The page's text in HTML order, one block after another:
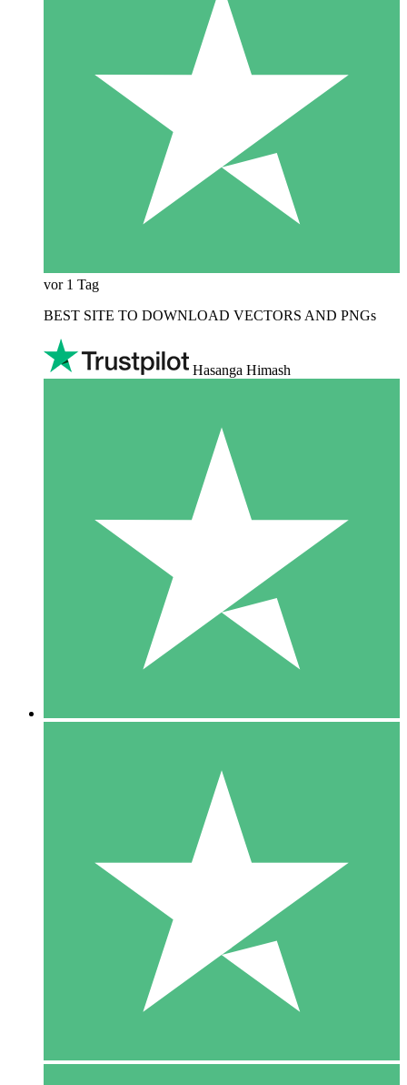
vor 1 Tag
BEST SITE TO DOWNLOAD VECTORS AND PNGs
Hasanga Himash